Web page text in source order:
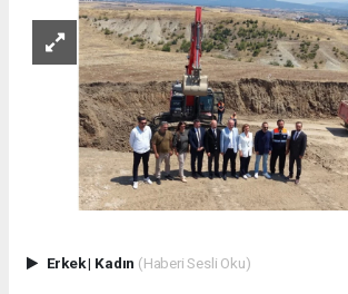
Erkek| Kadın (Haberi Sesli Oku)